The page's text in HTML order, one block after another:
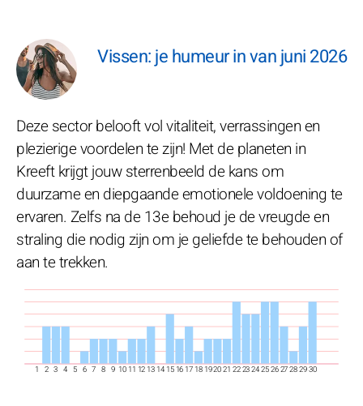
Vissen: je humeur in van juni 2026
1 2 3 4 5 6 7 8 9 10 11 12 13 14 15 16 17 18 192021 222324252627282930
Deze sector belooft vol vitaliteit, verrassingen en
plezierige voordelen te zijn! Met de planeten in
Kreeft krijgt jouw sterrenbeeld de kans om
duurzame en diepgaande emotionele voldoening te
ervaren. Zelfs na de 13e behoud je de vreugde en
straling die nodig zijn om je geliefde te behouden of
aan te trekken.